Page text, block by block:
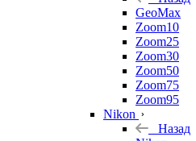
GeoMax
Zoom10
Zoom25
Zoom30
Zoom50
Zoom75
Zoom95
Nikon
Назад